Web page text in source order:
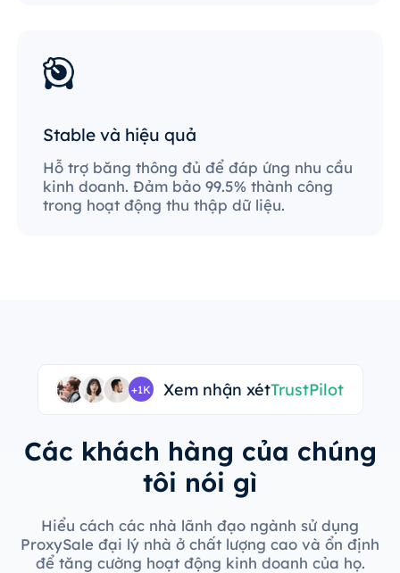
Stable và hiệu quả
Hỗ trợ băng thông đủ để đáp ứng nhu cầu
kinh doanh. Đảm bảo 99.5% thành công
trong hoạt động thu thập dữ liệu.
+1K Xem nhận xétTrustPilot
Các khách hàng của chúng
tôi nói gì
Hiểu cách các nhà lãnh đạo ngành sử dụng
ProxySale đại lý nhà ở chất lượng cao và ổn định
để tăng cường hoạt động kinh doanh của họ.